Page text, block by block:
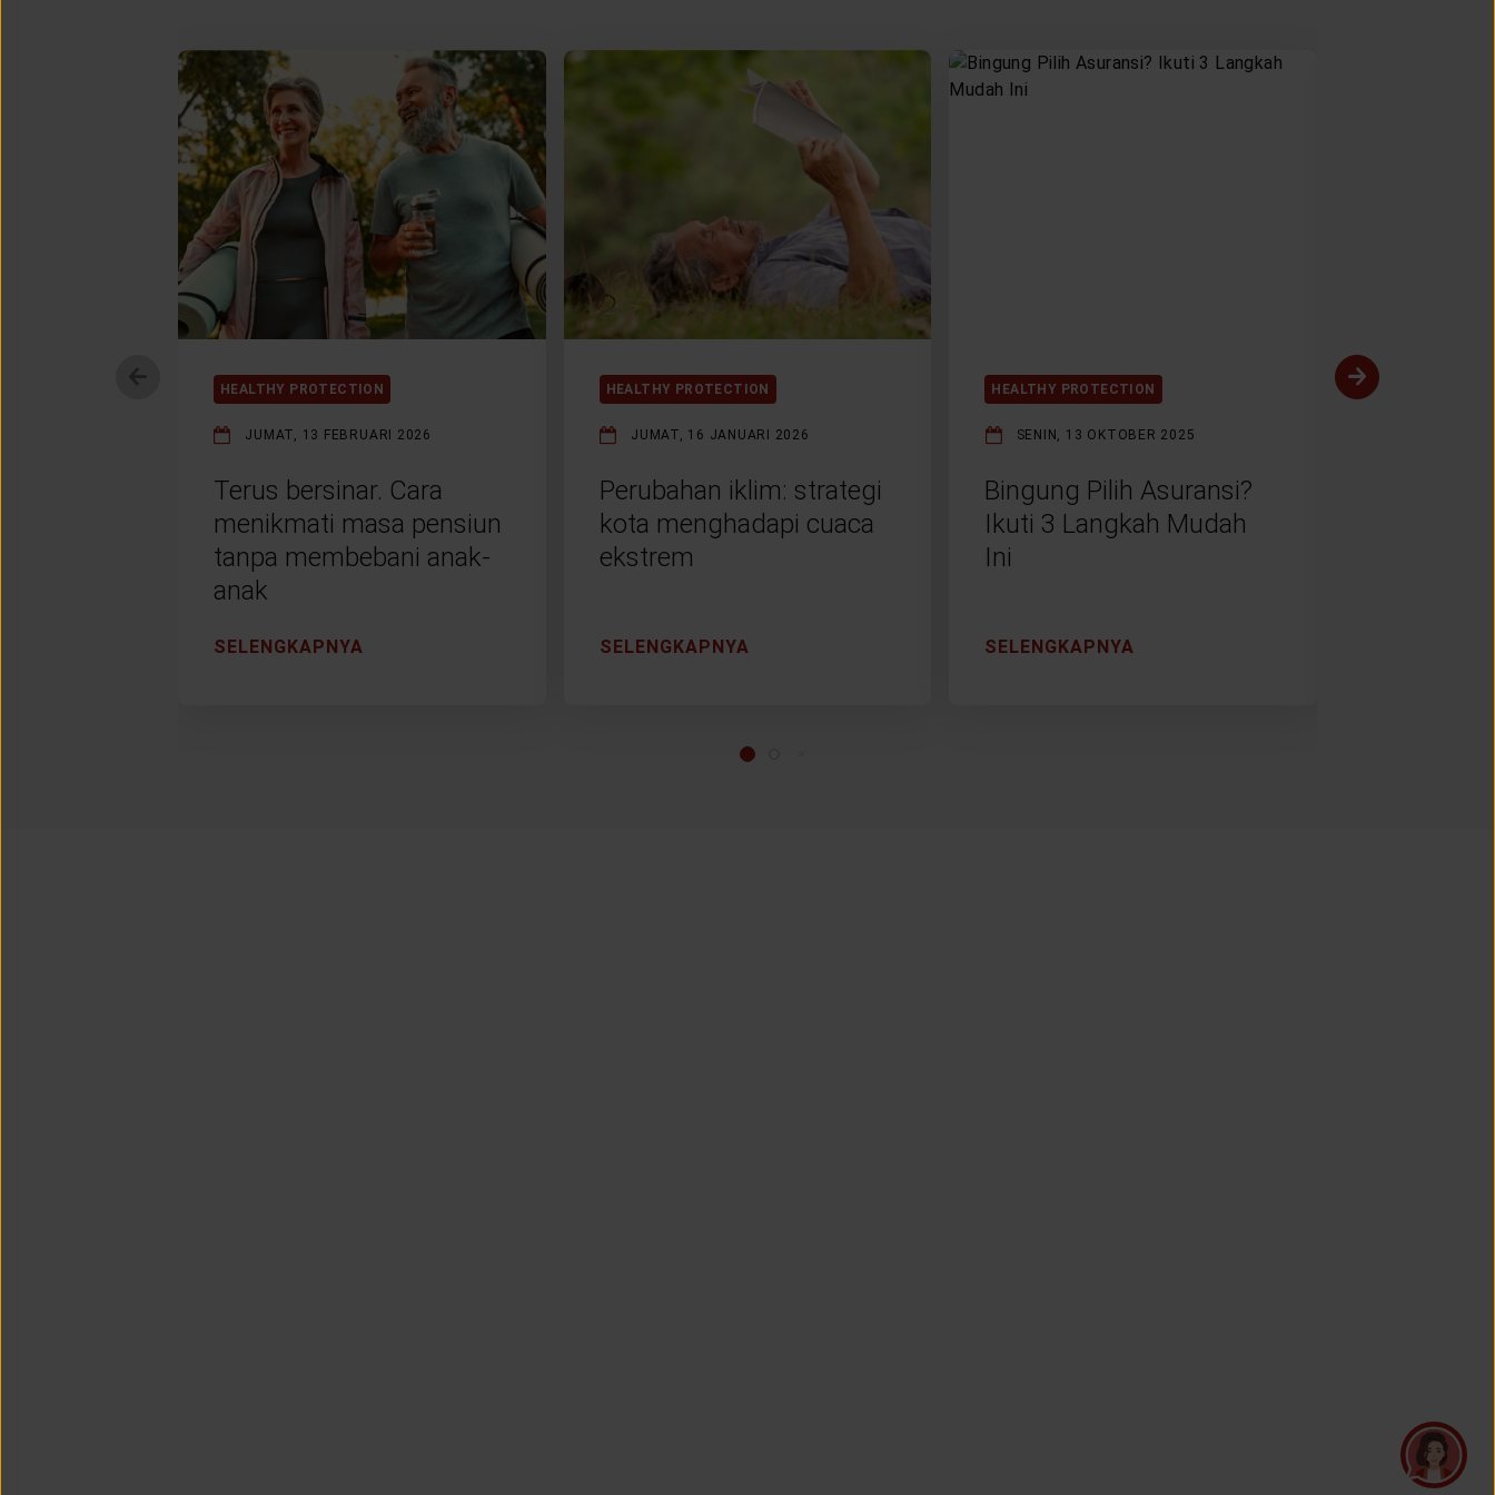
HEALTHY PROTECTION
JUMAT, 13 FEBRUARI 2026
Terus bersinar. Cara
menikmati masa pensiun
tanpa membebani anak-
anak
SELENGKAPNYA
HEALTHY PROTECTION
JUMAT, 16 JANUARI 2026
Perubahan iklim: strategi
kota menghadapi cuaca
ekstrem
SELENGKAPNYA
HEALTHY PROTECTION
SENIN, 13 OKTOBER 2025
Bingung Pilih Asuransi?
Ikuti 3 Langkah Mudah
Ini
SELENGKAPNYA
HEALTHY